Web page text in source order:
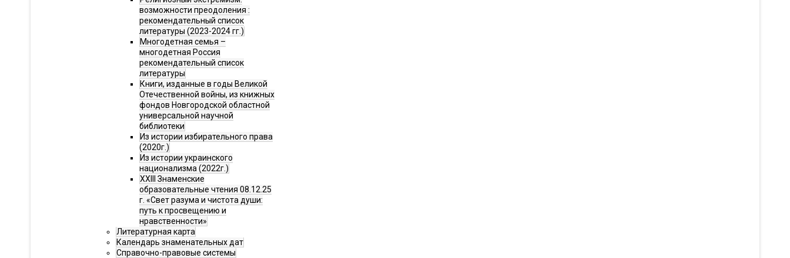
возможности преодоления :
рекомендательный список
литературы (2023-2024 гг.)
Многодетная семья –
многодетная Россия
рекомендательный список
литературы
Книги, изданные в годы Великой
Отечественной войны, из книжных
фондов Новгородской областной
универсальной научной
библиотеки
Из истории избирательного права
(2020г.)
Из истории украинского
национализма (2022г.)
XXIII Знаменские
образовательные чтения 08.12.25
г. «Свет разума и чистота души:
путь к просвещению и
нравственности»
Литературная карта
Календарь знаменательных дат
Справочно-правовые системы